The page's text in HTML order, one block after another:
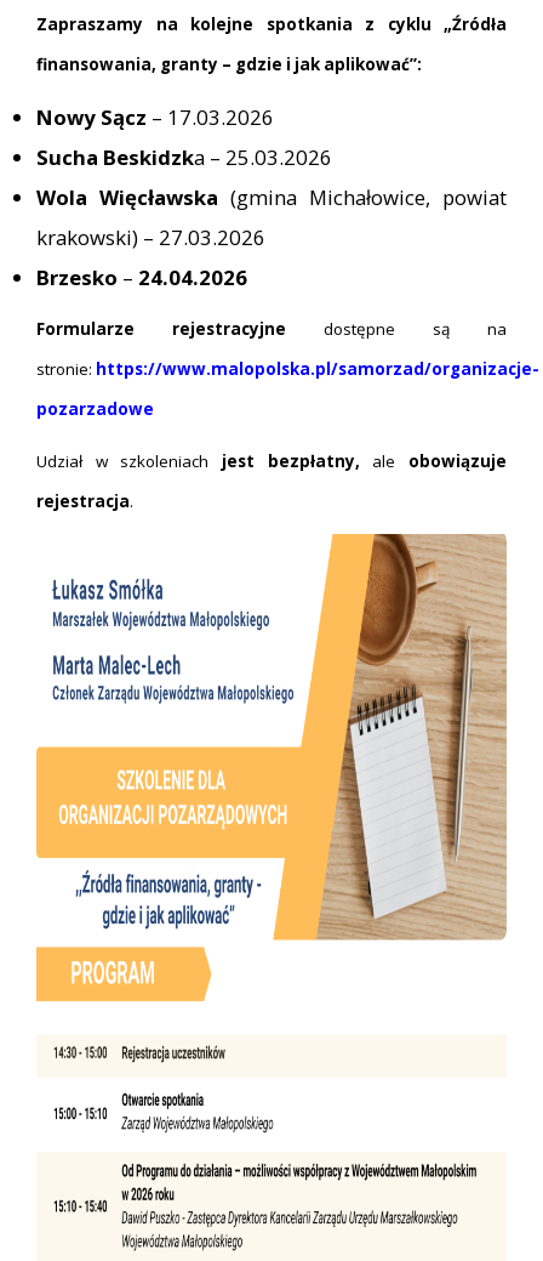
Zapraszamy na kolejne spotkania z cyklu „Źródła
finansowania, granty – gdzie i jak aplikować”:
Nowy Sącz – 17.03.2026
Sucha Beskidzka – 25.03.2026
Wola Więcławska (gmina Michałowice, powiat
krakowski) – 27.03.2026
Brzesko – 24.04.2026
Formularze rejestracyjne dostępne są na
stronie: https://www.malopolska.pl/samorzad/organizacje-
pozarzadowe
Udział w szkoleniach jest bezpłatny, ale obowiązuje
rejestracja.